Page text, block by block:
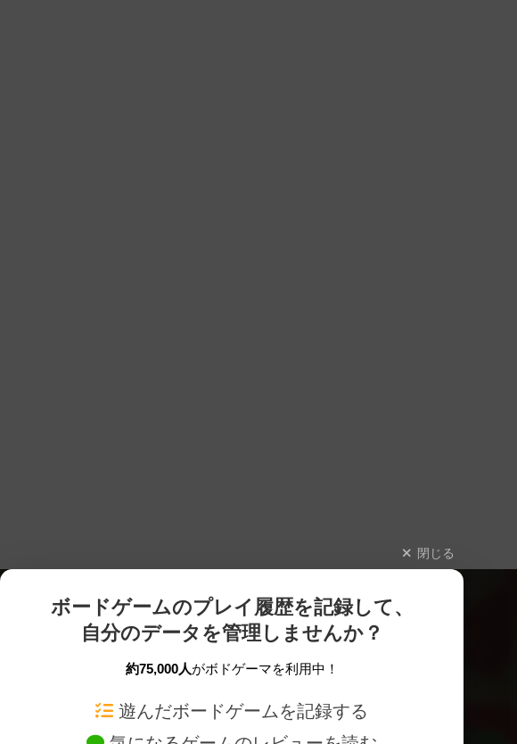
閉じる
ボードゲームのプレイ履歴を記録して、
自分のデータを管理しませんか？
約75,000人がボドゲーマを利用中！
遊んだボードゲームを記録する